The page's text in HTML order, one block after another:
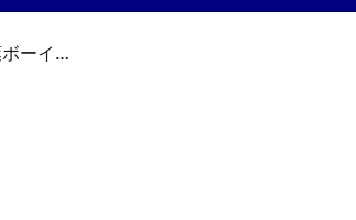
【横浜青葉ボーイズ】スポーツ報知掲載！